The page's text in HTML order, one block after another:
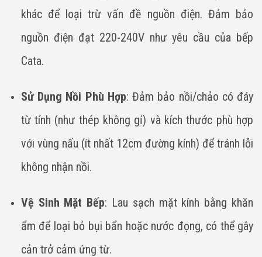
khác để loại trừ vấn đề nguồn điện. Đảm bảo
nguồn điện đạt 220-240V như yêu cầu của bếp
Cata.
Sử Dụng Nồi Phù Hợp: Đảm bảo nồi/chảo có đáy
từ tính (như thép không gỉ) và kích thước phù hợp
với vùng nấu (ít nhất 12cm đường kính) để tránh lỗi
không nhận nồi.
Vệ Sinh Mặt Bếp: Lau sạch mặt kính bằng khăn
ẩm để loại bỏ bụi bẩn hoặc nước đọng, có thể gây
cản trở cảm ứng từ.